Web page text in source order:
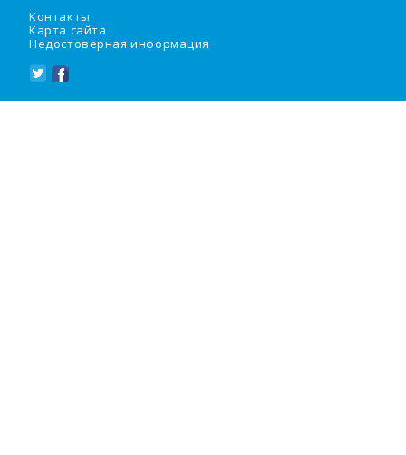
Контакты
Карта сайта
Недостоверная информация